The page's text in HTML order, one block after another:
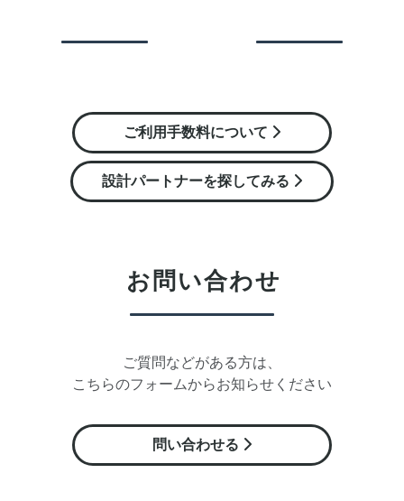
ご利用手数料について
設計パートナーを探してみる
お問い合わせ
ご質問などがある方は、
こちらのフォームからお知らせください
問い合わせる